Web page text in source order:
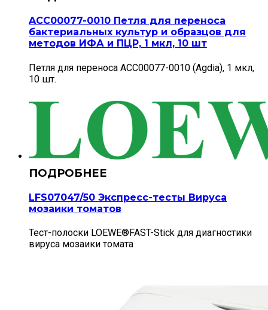
ACC00077-0010 Петля для переноса
бактериальных культур и образцов для
методов ИФА и ПЦР, 1 мкл, 10 шт
Петля для переноса ACC00077-0010 (Agdia), 1 мкл,
10 шт.
LFS07047/50 Экспресс-тесты Вируса
мозаики томатов
Тест-полоски LOEWE®FAST-Stick для диагностики
вируса мозаики томата